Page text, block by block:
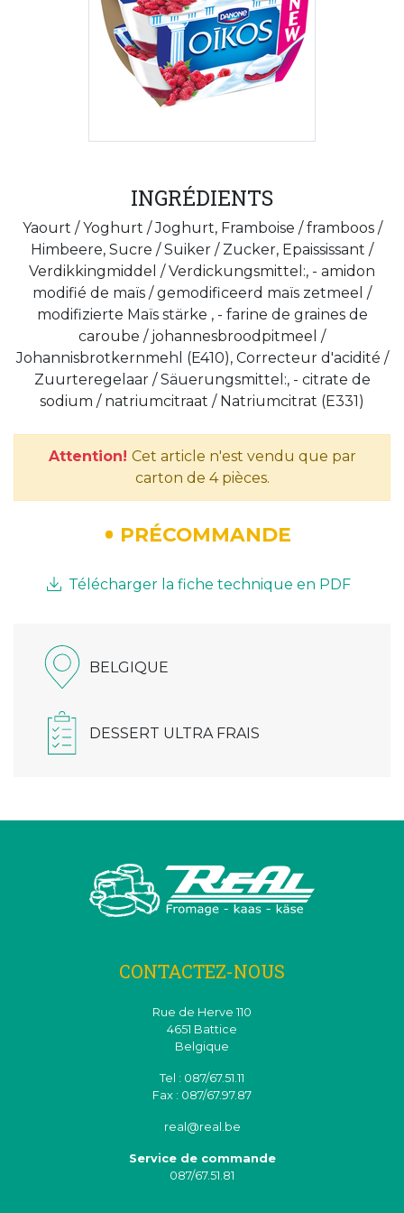
INGRÉDIENTS
Yaourt / Yoghurt / Joghurt, Framboise / framboos /
Himbeere, Sucre / Suiker / Zucker, Epaississant /
Verdikkingmiddel / Verdickungsmittel:, - amidon
modifié de maïs / gemodificeerd maïs zetmeel /
modifizierte Maïs stärke , - farine de graines de
caroube / johannesbroodpitmeel /
Johannisbrotkernmehl (E410), Correcteur d'acidité /
Zuurteregelaar / Säuerungsmittel:, - citrate de
sodium / natriumcitraat / Natriumcitrat (E331)
Attention! Cet article n'est vendu que par
carton de 4 pièces.
PRÉCOMMANDE
Télécharger la fiche technique en PDF
BELGIQUE
DESSERT ULTRA FRAIS
CONTACTEZ-NOUS
Rue de Herve 110
4651 Battice
Belgique
Tel : 087/67.51.11
Fax : 087/67.97.87
real@real.be
Service de commande
087/67.51.81